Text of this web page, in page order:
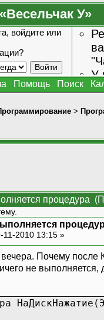
У»
войдите или
У
Помощь Поиск
>
процедура
11-2010 13:15 »
Почему после
не выполняется,